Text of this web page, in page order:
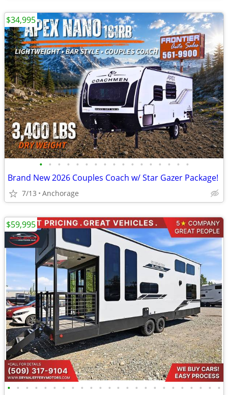
• • • • • • • • • • • • • • • • •
Brand New 2026 Couples Coach w/ Star Gazer Package!
7/13 Anchorage
$34,995
• • • • • • • • • • • • • • • • • • • • • • • •
$59,995